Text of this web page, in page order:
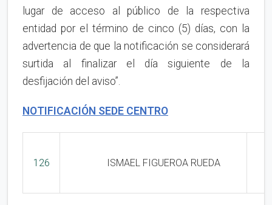
lugar de acceso al público de la respectiva
entidad por el término de cinco (5) días, con la
advertencia de que la notificación se considerará
surtida al finalizar el día siguiente de la
desfijación del aviso”.
NOTIFICACIÓN SEDE CENTRO
126 ISMAEL FIGUEROA RUEDA